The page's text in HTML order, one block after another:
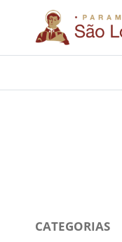
content
CATEGORIAS